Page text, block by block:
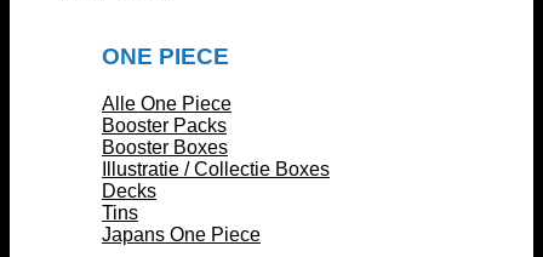
ONE PIECE
Alle One Piece
Booster Packs
Booster Boxes
Illustratie / Collectie Boxes
Decks
Tins
Japans One Piece